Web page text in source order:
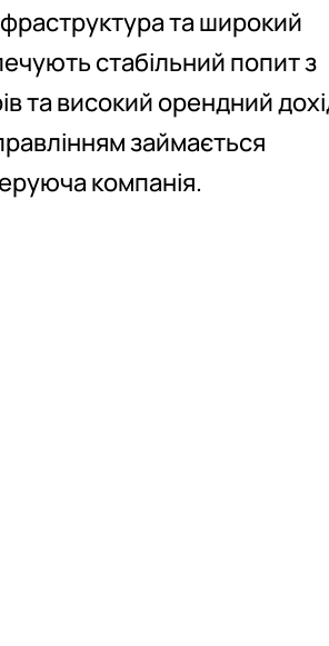
та широкий
стабільний попит з
та високий орендний
займається
компанія.